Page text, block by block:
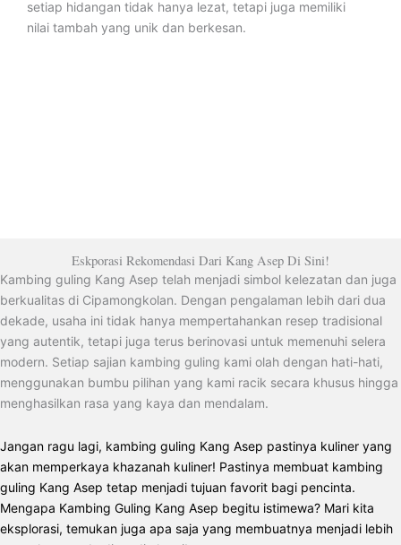
setiap hidangan tidak hanya lezat, tetapi juga memiliki
nilai tambah yang unik dan berkesan.
Eskporasi Rekomendasi Dari Kang Asep Di Sini!
Kambing guling Kang Asep telah menjadi simbol kelezatan dan juga
berkualitas di Cipamongkolan. Dengan pengalaman lebih dari dua
dekade, usaha ini tidak hanya mempertahankan resep tradisional
yang autentik, tetapi juga terus berinovasi untuk memenuhi selera
modern. Setiap sajian kambing guling kami olah dengan hati-hati,
menggunakan bumbu pilihan yang kami racik secara khusus hingga
menghasilkan rasa yang kaya dan mendalam.
Jangan ragu lagi, kambing guling Kang Asep pastinya kuliner yang
akan memperkaya khazanah kuliner! Pastinya membuat kambing
guling Kang Asep tetap menjadi tujuan favorit bagi pencinta.
Mengapa Kambing Guling Kang Asep begitu istimewa? Mari kita
eksplorasi, temukan juga apa saja yang membuatnya menjadi lebih